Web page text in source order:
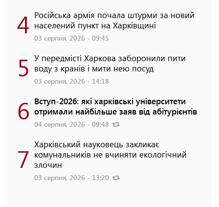
4 Російська армія почала штурми за новий
населений пункт на Харківщині
03 серпня, 2026 - 09:45
5 У передмісті Харкова заборонили пити
воду з кранів і мити нею посуд
03 серпня, 2026 - 14:18
6 Вступ-2026: які харківські університети
отримали найбільше заяв від абітурієнтів
04 серпня, 2026 - 09:48
7 Харківський науковець закликає
комунальників не вчиняти екологічний
злочин
03 серпня, 2026 - 13:20